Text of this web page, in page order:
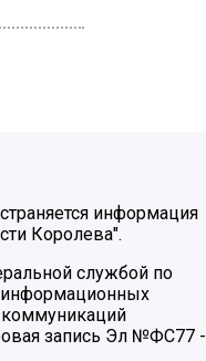
информация
Королева".
службой по
информационных
запись Эл №ФС77 -